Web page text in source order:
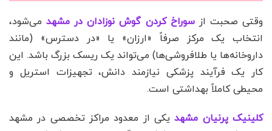
وقتی صحبت ازسوراخ کردن گوش نوزادان در مشهدمی‌شود،
انتخاب یک مرکز صرفاً «ارزان» یا «در دسترس» (مانند
داروخانه‌ها یا طلافروشی‌ها) می‌تواند یک ریسک بزرگ باشد. این
کار یک فرآیند پزشکی نیازمند دانش، تجهیزات استریل و
محیطی کاملاً بهداشتی است.
کلینیک پرنیان مشهدیکی از معدود مراکز تخصصی در مشهد